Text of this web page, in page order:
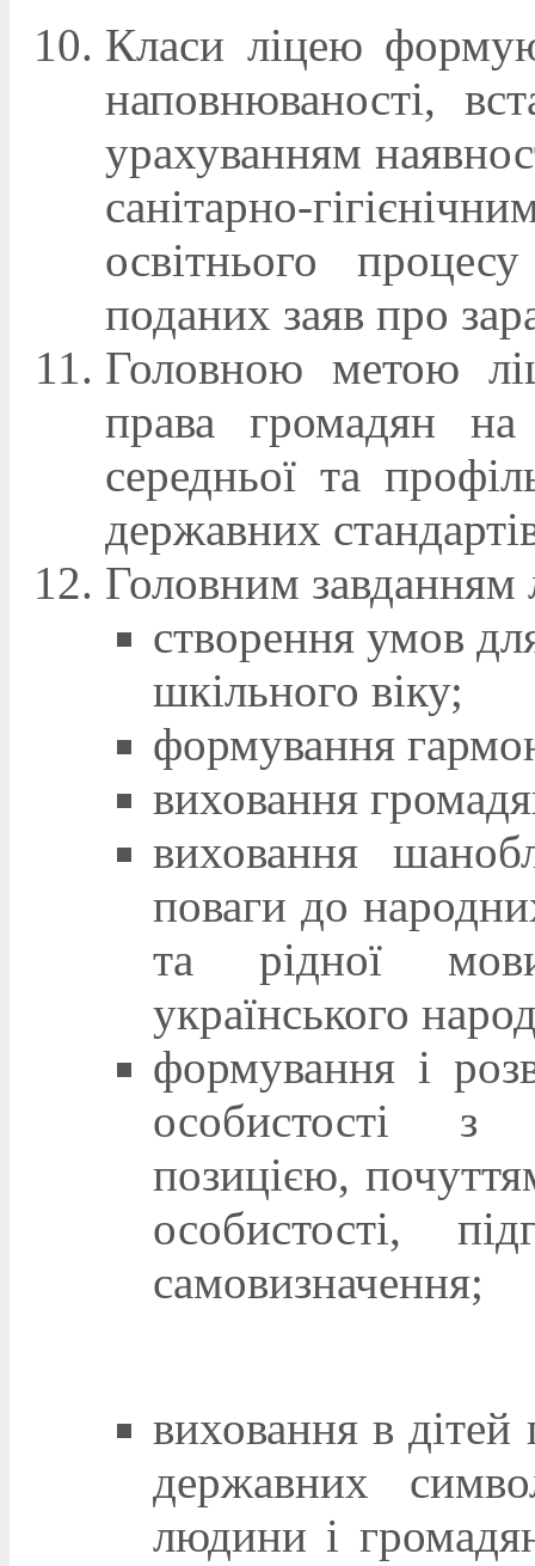
Класи ліцею
наповнюваності,
урахуванням
санітарно-
освітнього
поданих заяв про
Головною метою
права громадян на
середньої та
державних
Головним завданням
створення умов
шкільного віку;
формування
виховання
виховання
поваги до
та рідної
українського
формування і
особистості з
позицією,
особистості,
самовизначення;
виховання в дітей
державних
людини і